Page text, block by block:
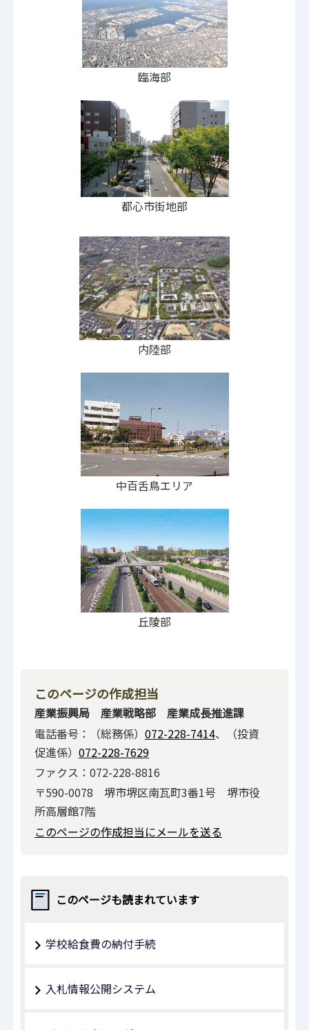
臨海部
都心市街地部
内陸部
中百舌鳥エリア
丘陵部
このページの作成担当
産業振興局 産業戦略部 産業成長推進課
電話番号：（総務係） 072-228-7414、（投資
促進係） 072-228-7629
ファクス：072-228-8816
〒590-0078 堺市堺区南瓦町3番1号 堺市役
所高層館7階
このページの作成担当にメールを送る
このページも読まれています
学校給食費の納付手続
入札情報公開システム